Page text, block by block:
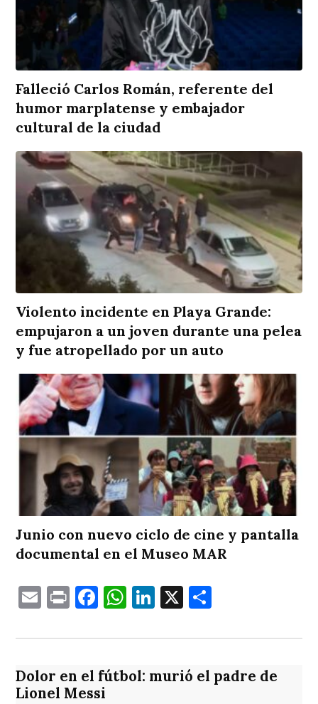
Falleció Carlos Román, referente del
humor marplatense y embajador
cultural de la ciudad
Violento incidente en Playa Grande:
empujaron a un joven durante una pelea
y fue atropellado por un auto
Junio con nuevo ciclo de cine y pantalla
documental en el Museo MAR
EmailPrintFacebook
WhatsApp
LinkedIn
X
Dolor en el fútbol: murió el padre de
Lionel Messi